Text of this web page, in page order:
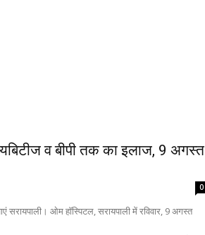
व बीपी तक का इलाज, 9 अगस्त
0
ओम हॉस्पिटल, सरायपाली में रविवार, 9 अगस्त